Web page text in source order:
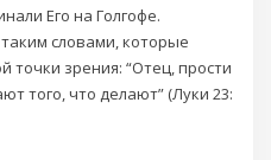
Его на Голгофе.
словами, которые
точки зрения: “Отец, прости
того, что делают” (Луки 23: